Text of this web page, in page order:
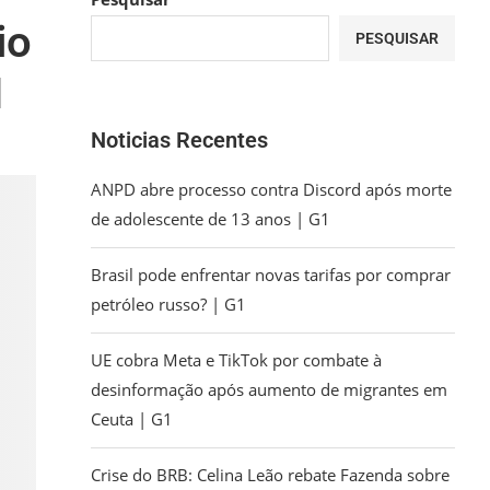
PESQUISAR
Noticias Recentes
ANPD abre processo contra Discord após morte
de adolescente de 13 anos | G1
Brasil pode enfrentar novas tarifas por comprar
petróleo russo? | G1
UE cobra Meta e TikTok por combate à
desinformação após aumento de migrantes em
Ceuta | G1
Crise do BRB: Celina Leão rebate Fazenda sobre